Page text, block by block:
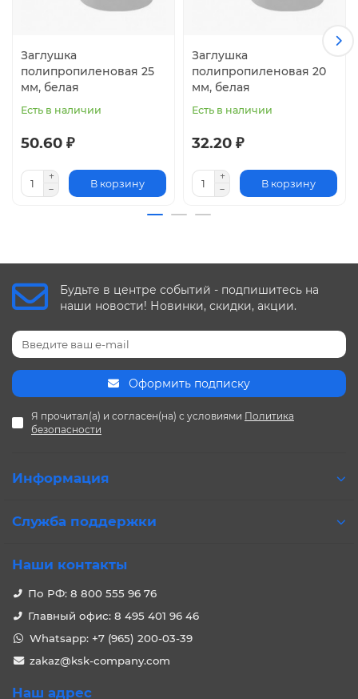
Заглушка
полипропиленовая 25
мм, белая
Есть в наличии
50.60 ₽
В корзину
Заглушка
полипропиленовая 20
мм, белая
Есть в наличии
32.20 ₽
В корзину
Будьте в центре событий - подпишитесь на
наши новости! Новинки, скидки, акции.
Оформить подписку
Я прочитал(а) и согласен(на) с условиями Политика
безопасности
Информация
Служба поддержки
Наши контакты
По РФ: 8 800 555 96 76
Главный офис: 8 495 401 96 46
Whatsapp: +7 (965) 200-03-39
zakaz@ksk-company.com
Наш адрес